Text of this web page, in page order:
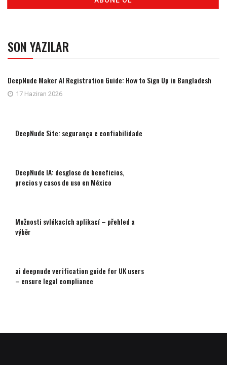
SON YAZILAR
DeepNude Maker AI Registration Guide: How to Sign Up in Bangladesh
17 Haziran 2026
DeepNude Site: segurança e confiabilidade
DeepNude IA: desglose de beneficios,
precios y casos de uso en México
Možnosti svlékacích aplikací – přehled a
výběr
ai deepnude verification guide for UK users
– ensure legal compliance